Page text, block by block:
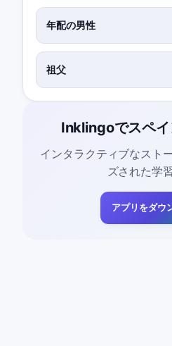
年配の男性
祖父
Inklingoでスペイ
インタラクティブなスト
ズされた学
アプリをダウ